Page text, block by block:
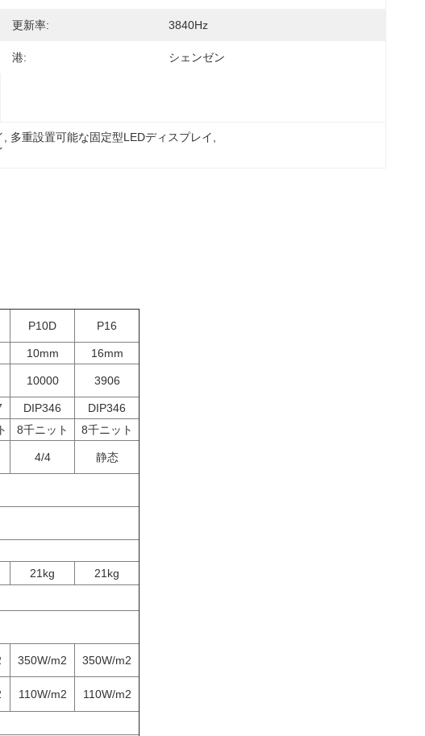
更新率: 3840Hz
港: シェンゼン
多重設置可能な固定型LEDディスプレイ
P10D P16
10mm
16mm
10000 3906
DIP346
DIP346
8千ニット
8千ニット
4/4
静态
21kg
21kg
350W/m2
350W/m2
110W/m2 110W/m2